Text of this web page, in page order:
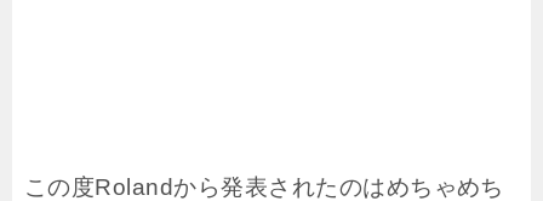
この度Rolandから発表されたのはめちゃめち